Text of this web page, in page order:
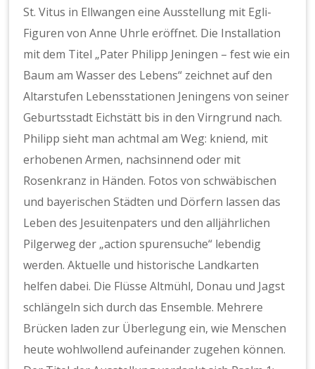
St. Vitus in Ellwangen eine Ausstellung mit Egli-
Figuren von Anne Uhrle eröffnet. Die Installation
mit dem Titel „Pater Philipp Jeningen – fest wie ein
Baum am Wasser des Lebens“ zeichnet auf den
Altarstufen Lebensstationen Jeningens von seiner
Geburtsstadt Eichstätt bis in den Virngrund nach.
Philipp sieht man achtmal am Weg: kniend, mit
erhobenen Armen, nachsinnend oder mit
Rosenkranz in Händen. Fotos von schwäbischen
und bayerischen Städten und Dörfern lassen das
Leben des Jesuitenpaters und den alljährlichen
Pilgerweg der „action spurensuche“ lebendig
werden. Aktuelle und historische Landkarten
helfen dabei. Die Flüsse Altmühl, Donau und Jagst
schlängeln sich durch das Ensemble. Mehrere
Brücken laden zur Überlegung ein, wie Menschen
heute wohlwollend aufeinander zugehen können.